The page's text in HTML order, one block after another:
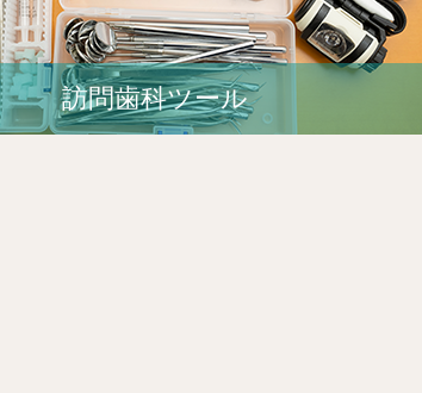
訪問歯科ツール